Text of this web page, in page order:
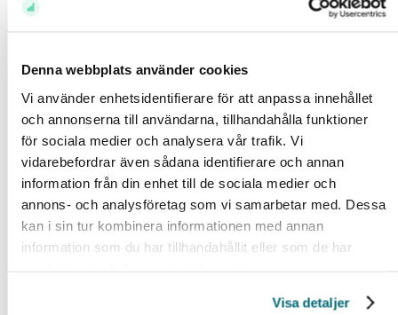
Denna webbplats använder cookies
Vi använder enhetsidentifierare för att anpassa innehållet
och annonserna till användarna, tillhandahålla funktioner
för sociala medier och analysera vår trafik. Vi
vidarebefordrar även sådana identifierare och annan
information från din enhet till de sociala medier och
annons- och analysföretag som vi samarbetar med. Dessa
kan i sin tur kombinera informationen med annan
information som du har tillhandahållit eller som de har
Visa detaljer
kommunikation rörande ränteökningar som just nu